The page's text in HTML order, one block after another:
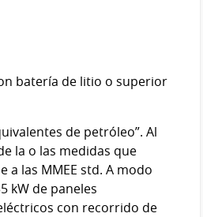
batería de litio o superior
de petróleo”. Al
la o las medidas que
las MMEE std. A modo
kW de paneles
con recorrido de